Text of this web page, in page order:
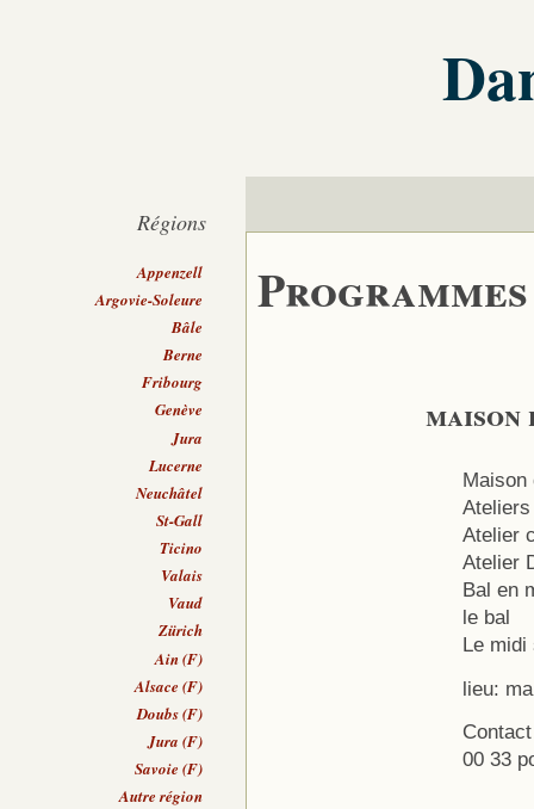
Programmes
maison
Maison
Atelier
Atelier
Bal en
le bal
Le midi
lieu:
00 33
Régions
Appenzell
Argovie-Soleure
Bâle
Berne
Fribourg
Genève
Jura
Lucerne
Neuchâtel
St-Gall
Ticino
Valais
Vaud
Zürich
Ain (F)
Alsace (F)
Doubs (F)
Jura (F)
Savoie (F)
Autre région